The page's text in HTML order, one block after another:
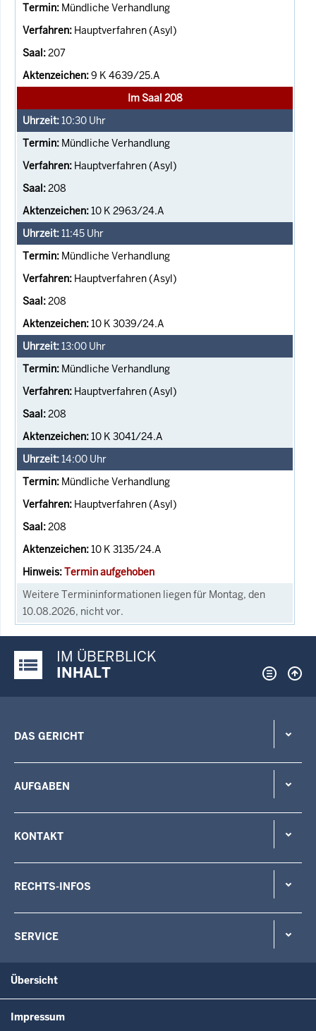
Mündliche Verhandlung
Hauptverfahren (Asyl)
207
9 K 4639/25.A
Im Saal 208
10:30 Uhr
Mündliche Verhandlung
Hauptverfahren (Asyl)
208
10 K 2963/24.A
11:45 Uhr
Mündliche Verhandlung
Hauptverfahren (Asyl)
208
10 K 3039/24.A
13:00 Uhr
Mündliche Verhandlung
Hauptverfahren (Asyl)
208
10 K 3041/24.A
14:00 Uhr
Mündliche Verhandlung
Hauptverfahren (Asyl)
208
10 K 3135/24.A
Termin aufgehoben
Weitere Termininformationen liegen für Montag, den
10.08.2026, nicht vor.
Justiz-Portal im Überblick:
IM ÜBERBLICK
INHALT
DAS GERICHT
AUFGABEN
KONTAKT
RECHTS-INFOS
SERVICE
Übersicht
Impressum